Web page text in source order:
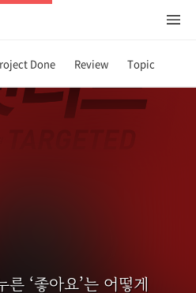
Done Review Topic
‘좋아요’는 어떻게